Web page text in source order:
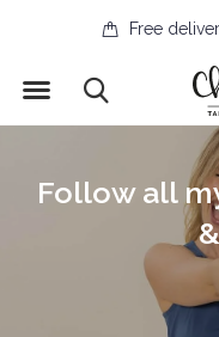
Free
Follow all